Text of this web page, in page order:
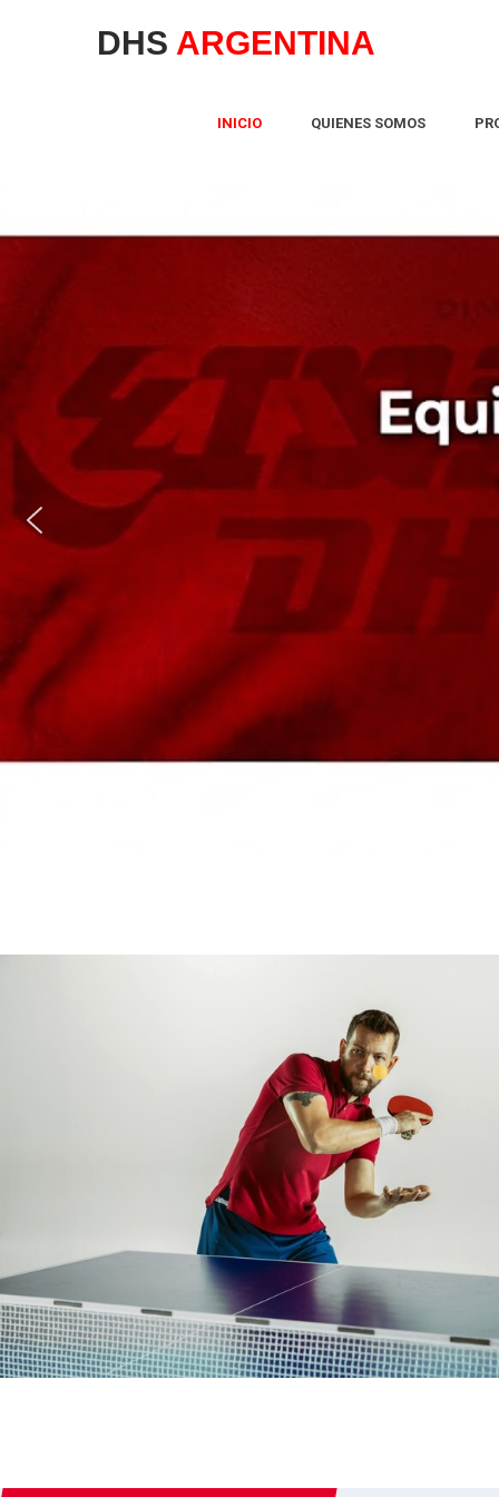
DHS ARGENTINA
INICIO QUIENES SOMOS